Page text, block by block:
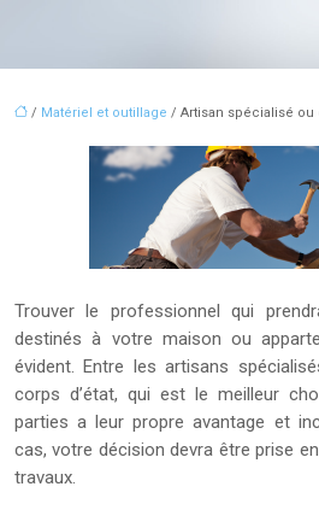
/ Matériel et outillage / Artisan spécialisé ou
Trouver le professionnel qui
destinés à votre maison ou
évident. Entre les artisans
corps d’état, qui est le meilleur
parties a leur propre avantage et
cas, votre décision devra être prise
travaux.